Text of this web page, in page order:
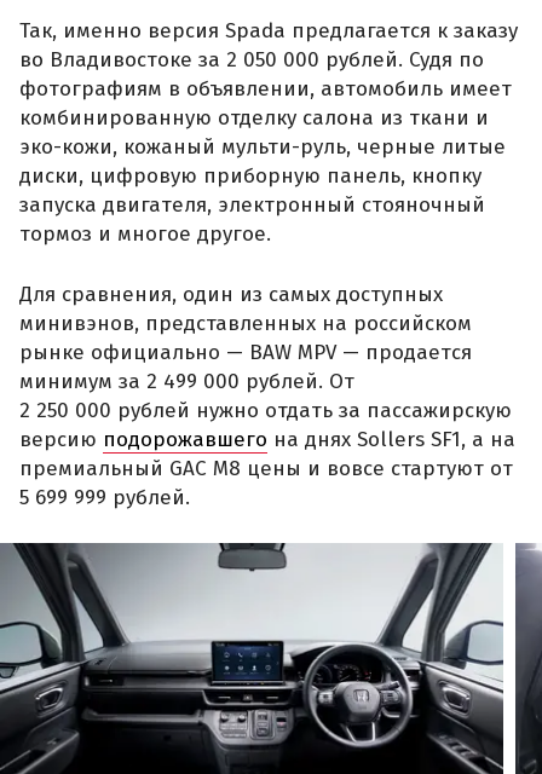
Так, именно версия Spada предлагается к заказу
во Владивостоке за 2 050 000 рублей. Судя по
фотографиям в объявлении, автомобиль имеет
комбинированную отделку салона из ткани и
эко-кожи, кожаный мульти-руль, черные литые
диски, цифровую приборную панель, кнопку
запуска двигателя, электронный стояночный
тормоз и многое другое.
Для сравнения, один из самых доступных
минивэнов, представленных на российском
рынке официально — BAW MPV — продается
минимум за 2 499 000 рублей. От
2 250 000 рублей нужно отдать за пассажирскую
версию подорожавшего на днях Sollers SF1, а на
премиальный GAC M8 цены и вовсе стартуют от
5 699 999 рублей.